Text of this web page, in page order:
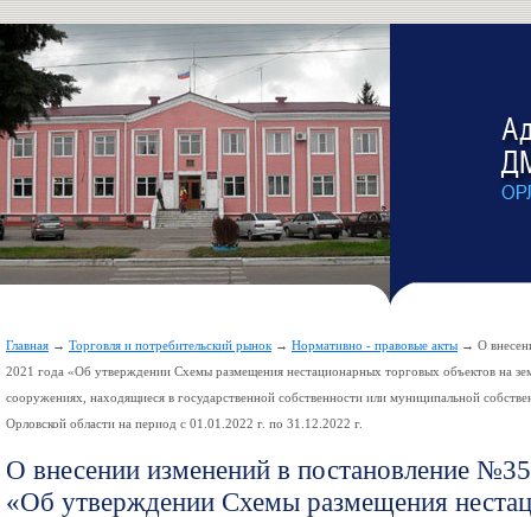
Главная → Торговля и потребительский рынок → Нормативно - правовые акты → О
2021 года «Об утверждении Схемы размещения нестационарных торговых объектов на
сооружениях, находящиеся в государственной собственности или муниципальной
Орловской области на период с 01.01.2022 г. по 31.12.2022 г.
О внесении изменений в постановление
«Об утверждении Схемы размещения